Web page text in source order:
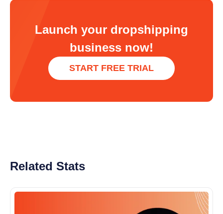
Launch your dropshipping
business now!
START FREE TRIAL
Related Stats